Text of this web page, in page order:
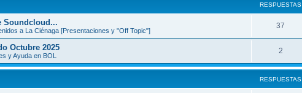
RESPUESTAS
Soundcloud...
a La Ciénaga [Presentaciones y "Off Topic"]
37
Octubre 2025
y Ayuda en BOL
2
RESPUESTAS